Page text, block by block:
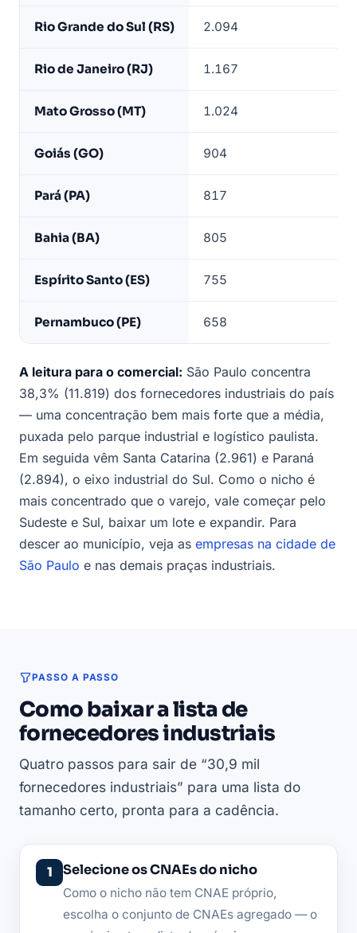
Rio Grande do Sul (RS) 2.094
Rio de Janeiro (RJ) 1.167
Mato Grosso (MT) 1.024
Goiás (GO) 904
Pará (PA) 817
Bahia (BA) 805
Espírito Santo (ES) 755
Pernambuco (PE) 658
A leitura para o comercial: São Paulo concentra
38,3% (11.819) dos fornecedores industriais do país
— uma concentração bem mais forte que a média,
puxada pelo parque industrial e logístico paulista.
Em seguida vêm Santa Catarina (2.961) e Paraná
(2.894), o eixo industrial do Sul. Como o nicho é
mais concentrado que o varejo, vale começar pelo
Sudeste e Sul, baixar um lote e expandir. Para
descer ao município, veja as empresas na cidade de
São Paulo e nas demais praças industriais.
PASSO A PASSO
Como baixar a lista de
fornecedores industriais
Quatro passos para sair de “30,9 mil
fornecedores industriais” para uma lista do
tamanho certo, pronta para a cadência.
Selecione os CNAEs do nicho
Como o nicho não tem CNAE próprio,
escolha o conjunto de CNAEs agregado — o